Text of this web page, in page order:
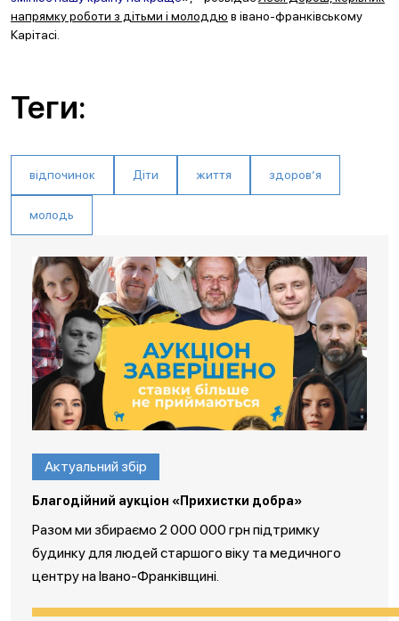
напрямку роботи з дітьми і молоддю в івано-франківському
Карітасі.
Теги:
відпочинок Діти життя здоров’я
молодь
Актуальний збір
Благодійний аукціон «Прихистки добра»
Разом ми збираємо 2 000 000 грн підтримку
будинку для людей старшого віку та медичного
центру на Івано-Франківщині.